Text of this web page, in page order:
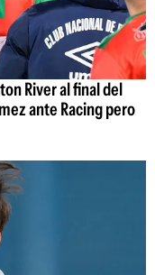
River al final del
ante Racing pero